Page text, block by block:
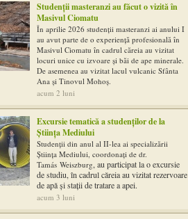
Studenții masteranzi au făcut o vizită în
Masivul Ciomatu
În aprilie 2026 studenții masteranzi ai anului I
au avut parte de o experiență profesională în
Masivul Ciomatu în cadrul căreia au vizitat
locuri unice cu izvoare și băi de ape minerale.
De asemenea au vizitat lacul vulcanic Sfânta
Ana și Tinovul Mohoș.
acum 2 luni
Excursie tematică a studenților de la
Știința Mediului
Studenții din anul al II-lea ai specializării
Știința Mediului, coordonați de dr.
Tamás Weiszburg, au participat la o excursie
de studiu, în cadrul căreia au vizitat rezervoare
de apă și stații de tratare a apei.
acum 3 luni